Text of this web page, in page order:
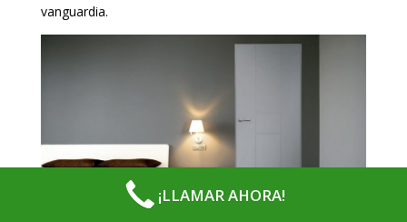
vanguardia.
¡LLAMAR AHORA!